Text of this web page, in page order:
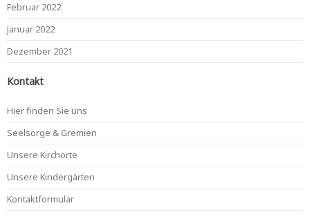
Februar 2022
Januar 2022
Dezember 2021
Kontakt
Hier finden Sie uns
Seelsorge & Gremien
Unsere Kirchorte
Unsere Kindergärten
Kontaktformular